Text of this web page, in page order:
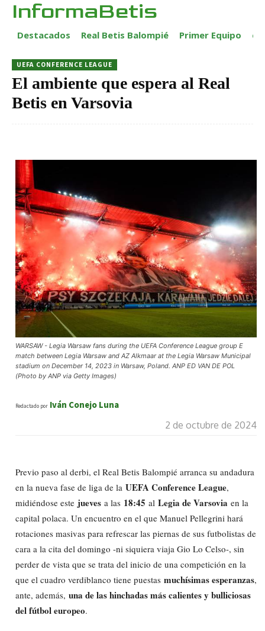
InformaBetis
Destacados Real Betis Balompié Primer Equipo
UEFA CONFERENCE LEAGUE
El ambiente que espera al Real
Betis en Varsovia
WARSAW - Legia Warsaw fans during the UEFA Conference League group E
match between Legia Warsaw and AZ Alkmaar at the Legia Warsaw Municipal
stadium on December 14, 2023 in Warsaw, Poland. ANP ED VAN DE POL
(Photo by ANP via Getty Images)
Redactado por Iván Conejo Luna
2 de octubre de 2024
Previo paso al derbi, el Real Betis Balompié arranca su andadura
en la nueva fase de liga de la UEFA Conference League,
midiéndose este jueves a las 18:45 al Legia de Varsovia en la
capital polaca. Un encuentro en el que Manuel Pellegrini hará
rotaciones masivas para refrescar las piernas de sus futbolistas de
cara a la cita del domingo -ni siquiera viaja Gio Lo Celso-, sin
perder de vista que se trata del inicio de una competición en la
que el cuadro verdiblanco tiene puestas muchísimas esperanzas,
ante, además, una de las hinchadas más calientes y bulliciosas
del fútbol europeo.